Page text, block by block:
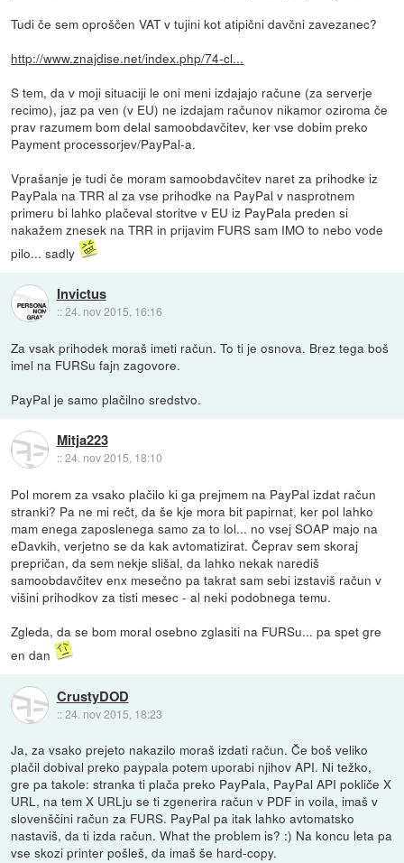
Tudi če sem oproščen VAT v tujini kot atipični davčni zavezanec?
http://www.znajdise.net/index.php/74-cl...
S tem, da v moji situaciji le oni meni izdajajo račune (za serverje
recimo), jaz pa ven (v EU) ne izdajam računov nikamor oziroma če
prav razumem bom delal samoobdavčitev, ker vse dobim preko
Payment processorjev/PayPal-a.
Vprašanje je tudi če moram samoobdavčitev naret za prihodke iz
PayPala na TRR al za vse prihodke na PayPal v nasprotnem
primeru bi lahko plačeval storitve v EU iz PayPala preden si
nakažem znesek na TRR in prijavim FURS sam IMO to nebo vode
pilo... sadly
Invictus
::24. nov 2015, 16:16
Za vsak prihodek moraš imeti račun. To ti je osnova. Brez tega boš
imel na FURSu fajn zagovore.
PayPal je samo plačilno sredstvo.
Mitja223
::24. nov 2015, 18:10
Pol morem za vsako plačilo ki ga prejmem na PayPal izdat račun
stranki? Pa ne mi rečt, da še kje mora bit papirnat, ker pol lahko
mam enega zaposlenega samo za to lol... no vsej SOAP majo na
eDavkih, verjetno se da kak avtomatizirat. Čeprav sem skoraj
prepričan, da sem nekje slišal, da lahko nekak narediš
samoobdavčitev enx mesečno pa takrat sam sebi izstaviš račun v
višini prihodkov za tisti mesec - al neki podobnega temu.
Zgleda, da se bom moral osebno zglasiti na FURSu... pa spet gre
en dan
CrustyDOD
::24. nov 2015, 18:23
Ja, za vsako prejeto nakazilo moraš izdati račun. Če boš veliko
plačil dobival preko paypala potem uporabi njihov API. Ni težko,
gre pa takole: stranka ti plača preko PayPala, PayPal API pokliče X
URL, na tem X URLju se ti zgenerira račun v PDF in voila, imaš v
slovenščini račun za FURS. PayPal pa itak lahko avtomatsko
nastaviš, da ti izda račun. What the problem is? :) Na koncu leta pa
vse skozi printer pošleš, da imaš še hard-copy.